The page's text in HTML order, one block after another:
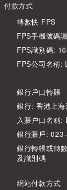
付款方式
轉數快 FPS
FPS手機號碼
FPS識別碼:
FPS公司名稱:
銀行戶口轉賬
銀行: 香港上
入賬户口名稱
銀行賬戶:
銀行轉帳或轉
及識別碼
網站付款方式